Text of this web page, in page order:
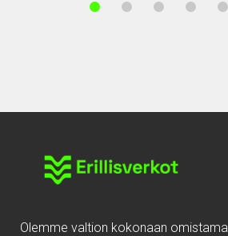
Olemme valtion kokonaan omistama